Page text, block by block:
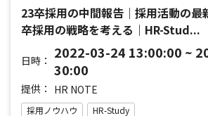
23卒採用の中間報告｜採用活動の最
卒採用の戦略を考える｜HR-Stud...
日時： 2022-03-24 13:00:00 ~
30:00
提供： HR NOTE
採用ノウハウ HR-Study